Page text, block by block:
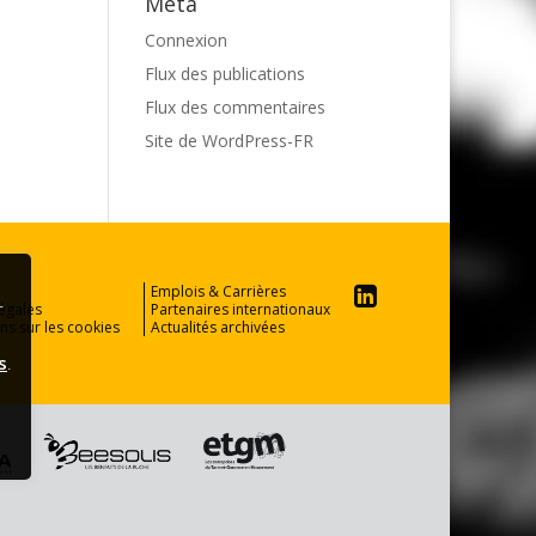
Connexion
Flux des publications
Flux des commentaires
Site de WordPress-FR
sur les cookies
Emplois & Carrières
Partenaires internationaux
Actualités archivées
.